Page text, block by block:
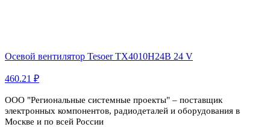
Осевой вентилятор Tesoer TX4010H24B 24 V
460.21 ₽
ООО "Региональные системные проекты" – поставщик
электронных компонентов, радиодеталей и оборудования в
Москве и по всей России